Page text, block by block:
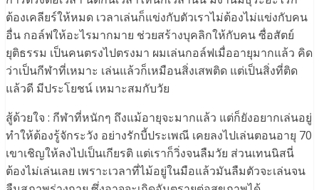
ต้องเคลียร์ให้หมด เวลาเล่นก็แข่งกับตัวเราไม่ต้องไม่แข่งกับคน
อื่น กอล์ฟให้อะไรมากมาย ช่วยสร้างบุคลิกให้กับคน ซื่อสัตย์
ยุติธรรม เป็นคนตรงไปตรงมา ผมเล่นกอล์ฟเมื่ออายุมากแล้ว คิด
ว่าเป็นกีฬาที่เหมาะ เล่นแล้วก็เหมือนสิ่งเสพติด แต่เป็นสิ่งที่ติด
แล้วดี มีประโยชน์ เหมาะสมกับวัย
สู้ด้วยใจ : กีฬาที่หนักๆ ถึงแม้อายุจะมากแล้ว แต่ก็ยังอยากเล่นอยู่
ทำให้ต้องรู้จักระวัง อย่างรักบี้ประเพณี เคยลงไปเล่นตอนอายุ 70
เขาเชิญให้ลงไปเป็นเกียรติ แต่เราก็วิ่งจนลืมวัย ส่วนเทนนิสนี่
ต้องไม่เล่นเลย เพราะเวลาที่ไม้อยู่ในมือแล้วมันลืมตัวจะเล่นจน